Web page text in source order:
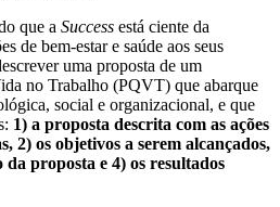
que a Success está ciente da
de bem-estar e saúde aos seus
uma proposta de um
no Trabalho (PQVT) que abarque
social e organizacional, e que
1) a proposta descrita com as ações
2) os objetivos a serem alcançados,
da proposta e 4) os resultados